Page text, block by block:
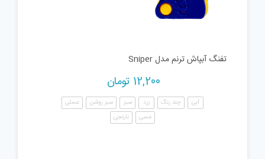
تفنگ آبپاش ترنم مدل Sniper
12,200 تومان
آبی چند رنگ زرد سبز سبز روشن
عسلی
مسی
نارنجی